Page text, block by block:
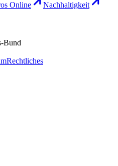
Online
Nachhaltigkeit
Bund
Rechtliches